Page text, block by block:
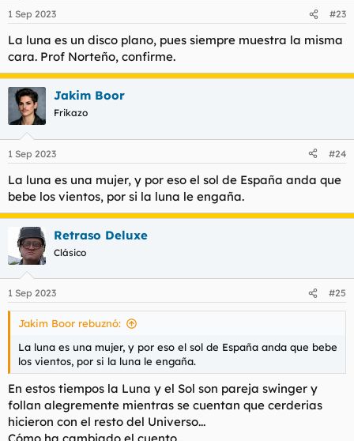
e
:
1 Sep 2023 #23
La luna es un disco plano, pues siempre muestra la misma
cara. Prof Norteño, confirme.
Jakim Boor
Frikazo
1 Sep 2023 #24
La luna es una mujer, y por eso el sol de España anda que
bebe los vientos, por si la luna le engaña.
Retraso Deluxe
Clásico
1 Sep 2023 #25
Jakim Boor rebuznó:
La luna es una mujer, y por eso el sol de España anda que bebe
los vientos, por si la luna le engaña.
En estos tiempos la Luna y el Sol son pareja swinger y
follan alegremente mientras se cuentan que cerderias
hicieron con el resto del Universo...